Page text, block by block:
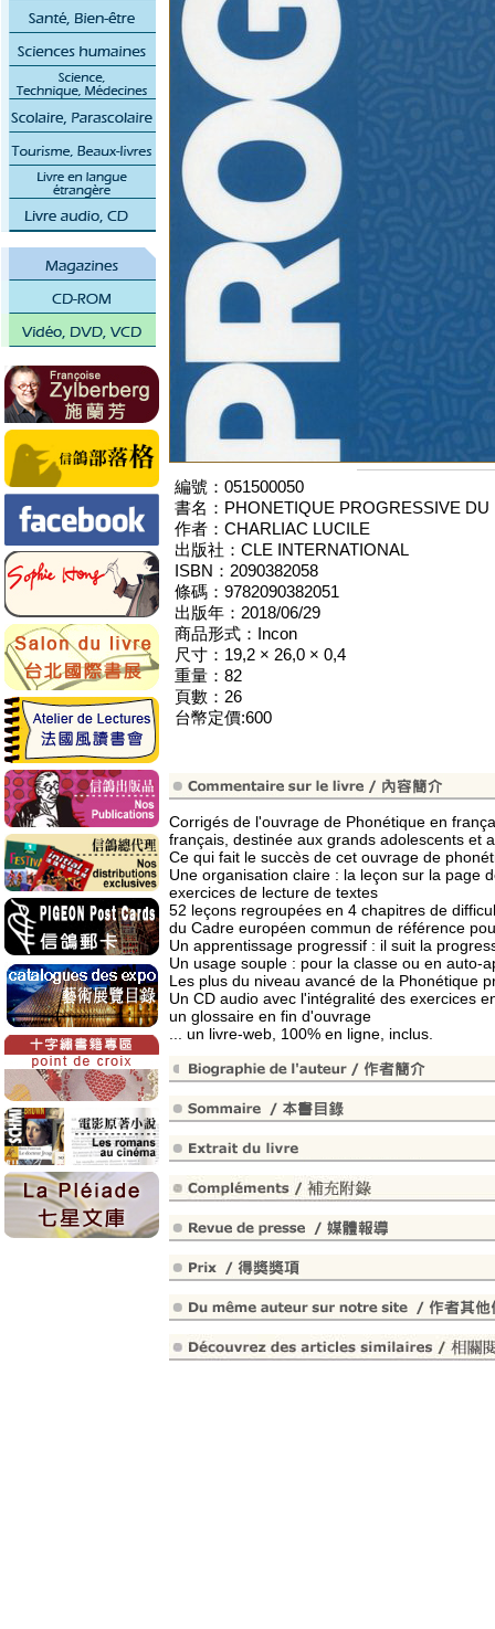
編號：051500050
書名：PHONETIQUE PROGRESSIVE
作者：CHARLIAC LUCILE
出版社：CLE INTERNATIONAL
ISBN：2090382058
條碼：9782090382051
出版年：2018/06/29
商品形式：Incon
尺寸：19,2 × 26,0 × 0,4
重量：82
頁數：26
台幣定價:600
Corrigés de l'ouvrage de Phonétique en
français, destinée aux grands adolescents et
Ce qui fait le succès de cet ouvrage de
Une organisation claire : la leçon sur la page
exercices de lecture de textes
52 leçons regroupées en 4 chapitres de
du Cadre européen commun de référence
Un apprentissage progressif : il suit la
Un usage souple : pour la classe ou en auto-
Les plus du niveau avancé de la Phonétique
Un CD audio avec l'intégralité des exercices
un glossaire en fin d'ouvrage
... un livre-web, 100% en ligne, inclus.